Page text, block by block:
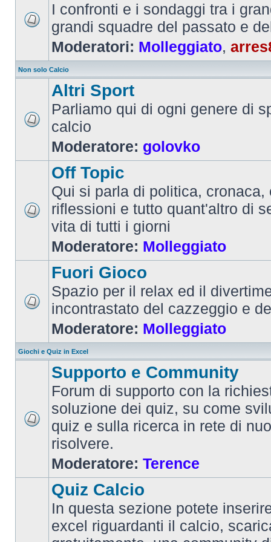
I confronti e i sondaggi tra i
grandi squadre del passato e
Moderatori: Molleggiato,
Non solo Calcio
Altri Sport
Parliamo qui di ogni genere di
calcio
Moderatore: golovko
Off Topic
Qui si parla di politica, cronaca,
riflessioni e tutto quant'altro di
vita di tutti i giorni
Moderatore: Molleggiato
Fuori Gioco
Spazio per il relax ed il
incontrastato del cazzeggio e
Moderatore: Molleggiato
Giochi e Quiz in Excel
Supporto e Community
Forum di supporto con la
soluzione dei quiz, su come
quiz e sulla ricerca in rete di
risolvere.
Moderatore: Terence
Quiz Calcio
In questa sezione potete
excel riguardanti il calcio,